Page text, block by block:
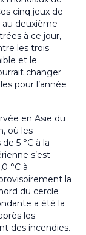
cinq jeux de
deuxième
à ce jour,
les trois
et le
changer
pour l’année
en Asie du
où les
5 °C à la
s’est
°C à
la
du cercle
a été la
les
des incendies.